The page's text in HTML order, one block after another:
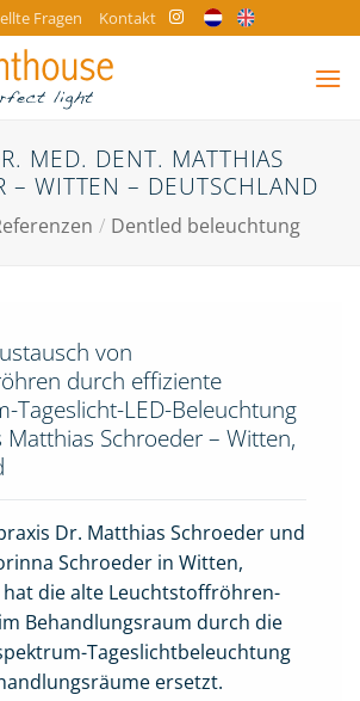
Fragen Kontakt
MED. DENT. MATTHIAS
– WITTEN – DEUTSCHLAND
/ Dentled beleuchtung
von
durch effiziente
Tageslicht-LED-Beleuchtung
Matthias Schroeder – Witten,
Dr. Matthias Schroeder und
Schroeder in Witten,
die alte Leuchtstoffröhren-
Behandlungsraum durch die
Tageslichtbeleuchtung
ersetzt.